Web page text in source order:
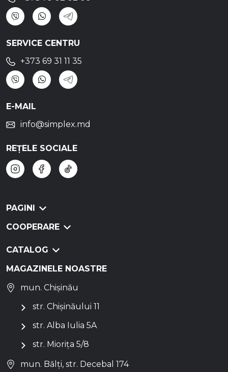
SERVICE CENTRU
+373 69 31 11 35
E-MAIL
info@simplex.md
REȚELE SOCIALE
PAGINI
COOPERARE
CATALOG
MAGAZINELE NOASTRE
mun. Chișinău
str. Chișinăului 11
str. Alba Iulia 5A
str. Miorița 5/8
mun. Bălți, str. Decebal 174